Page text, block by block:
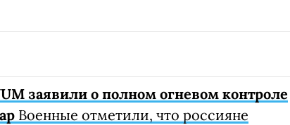
заявили о полном огневом контроле
Военные отметили, что россияне